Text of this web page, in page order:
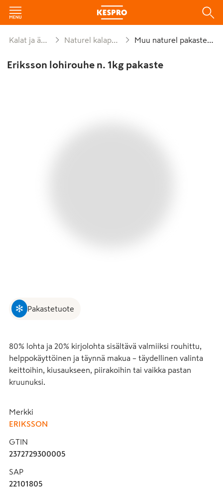
Kalat ja äyriäiset Naturel kalapakasteet Muu naturel pakastekala
Eriksson lohirouhe n. 1kg pakaste
Pakastetuote
80% lohta ja 20% kirjolohta sisältävä valmiiksi rouhittu,
helppokäyttöinen ja täynnä makua – täydellinen valinta
keittoihin, kiusaukseen, piirakoihin tai vaikka pastan
kruunuksi.
Merkki
ERIKSSON
GTIN
2372729300005
SAP
22101805